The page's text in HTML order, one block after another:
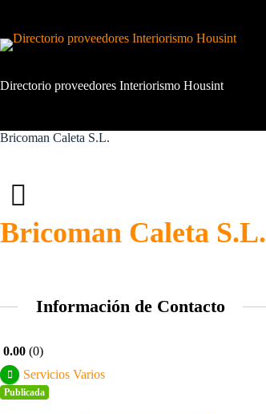
contenido
Directorio proveedores Interiorismo Housint
Bricoman Caleta S.L.
Bricoman Caleta S.L.
Información de Contacto
0.00 0
Servicios Varios
Publicada